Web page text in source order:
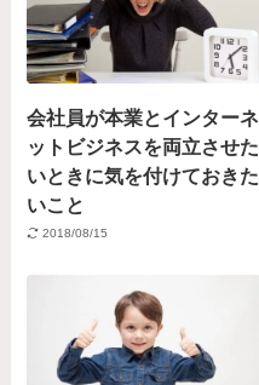
会社員が本業とインターネ
ットビジネスを両立させた
いときに気を付けておきた
いこと
2018/08/15